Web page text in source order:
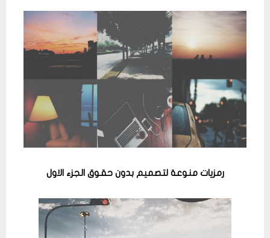
رمزيات منوعة لتصميم بدون حقوق الجزء الاول